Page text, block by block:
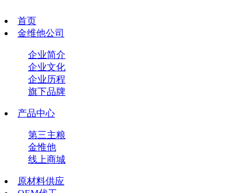
首页
金维他公司
企业简介
企业文化
企业历程
旗下品牌
产品中心
第三主粮
金惟他
线上商城
原材料供应